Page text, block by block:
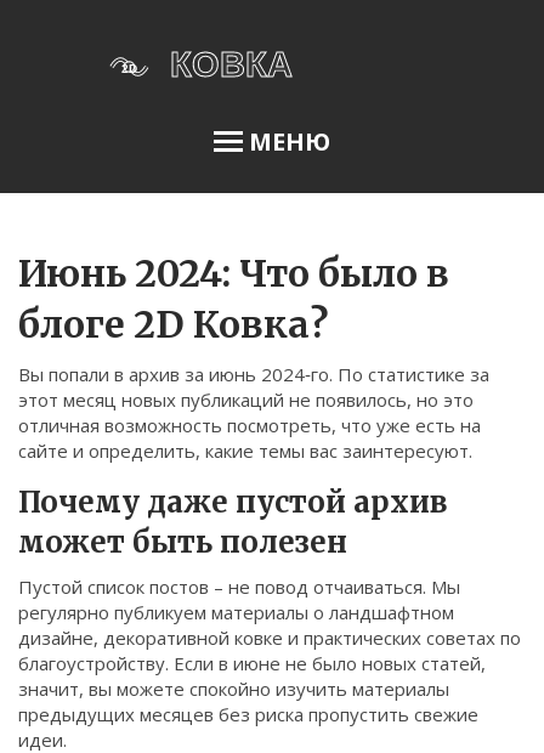
МЕНЮ
Меню
О нас
Условия использования
ФЗ-152
© 2026. Все права защищены.
Июнь 2024: Что было в
блоге 2D Ковка?
Вы попали в архив за июнь 2024‑го. По статистике за
этот месяц новых публикаций не появилось, но это
отличная возможность посмотреть, что уже есть на
сайте и определить, какие темы вас заинтересуют.
Почему даже пустой архив
может быть полезен
Пустой список постов – не повод отчаиваться. Мы
регулярно публикуем материалы о ландшафтном
дизайне, декоративной ковке и практических советах по
благоустройству. Если в июне не было новых статей,
значит, вы можете спокойно изучить материалы
предыдущих месяцев без риска пропустить свежие
идеи.